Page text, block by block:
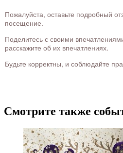
Пожалуйста, оставьте подробный
посещение.
Поделитесь с своими
расскажите об их впечатлениях.
Будьте корректны, и соблюдайте
Смотрите также